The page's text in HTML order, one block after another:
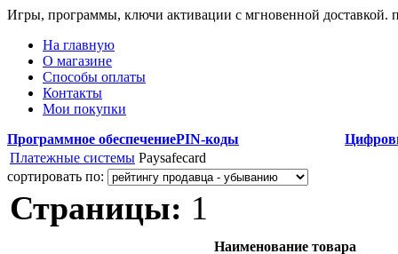
Игры, программы, ключи активации с мгновенной доставкой.
На главную
О магазине
Способы оплаты
Контакты
Мои покупки
Программное обеспечениеPIN-коды
Платежные системы Paysafecard
сортировать по:
Страницы: 1
Наименование товара